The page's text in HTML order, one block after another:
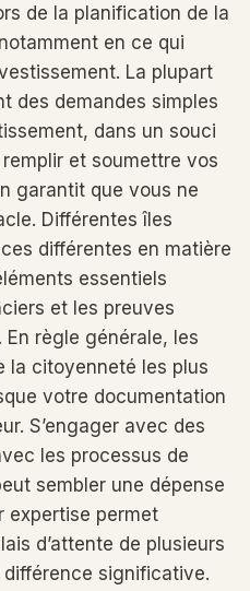
de la planification de la
en ce qui
La plupart
des demandes simples
dans un souci
remplir et soumettre vos
garantit que vous ne
Différentes îles
différentes en matière
essentiels
et les preuves
En règle générale, les
la citoyenneté les plus
votre documentation
S’engager avec des
les processus de
sembler une dépense
expertise permet
d’attente de plusieurs
significative.